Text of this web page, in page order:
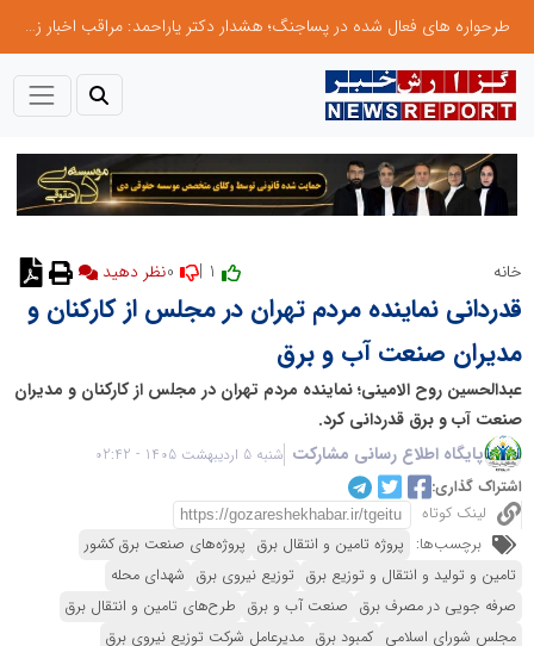
طرحواره های فعال شده در پساجنگ؛ هشدار دکتر یاراحمد: مراقب اخبار زرد و واکنش های هیجانی باشید
خانه نظر دهید
قدردانی نماینده مردم تهران در مجلس از کارکنان و
مدیران صنعت آب و برق
عبدالحسین روح الامینی؛ نماینده مردم تهران در مجلس از کارکنان و مدیران
صنعت آب و برق قدردانی کرد.
پایگاه اطلاع رسانی مشارکت شنبه 5 اردیبهشت 1405 - 02:42
اشتراک گذاری:
لینک کوتاه
برچسب‌ها: پروژه تامین و انتقال برق پروژه‌های صنعت برق کشور
تامین و تولید و انتقال و توزیع برق توزیع نیروی برق شهدای محله
صرفه جویی در مصرف برق صنعت آب و برق طرح‌های تامین و انتقال برق
مجلس شورای اسلامی کمبود برق مدیرعامل شرکت توزیع نیروی برق